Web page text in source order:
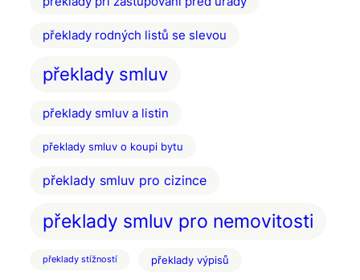
překlady rodných listů se slevou
překlady smluv
překlady smluv a listin
překlady smluv o koupi bytu
překlady smluv pro cizince
překlady smluv pro nemovitosti
překlady stížností překlady výpisů